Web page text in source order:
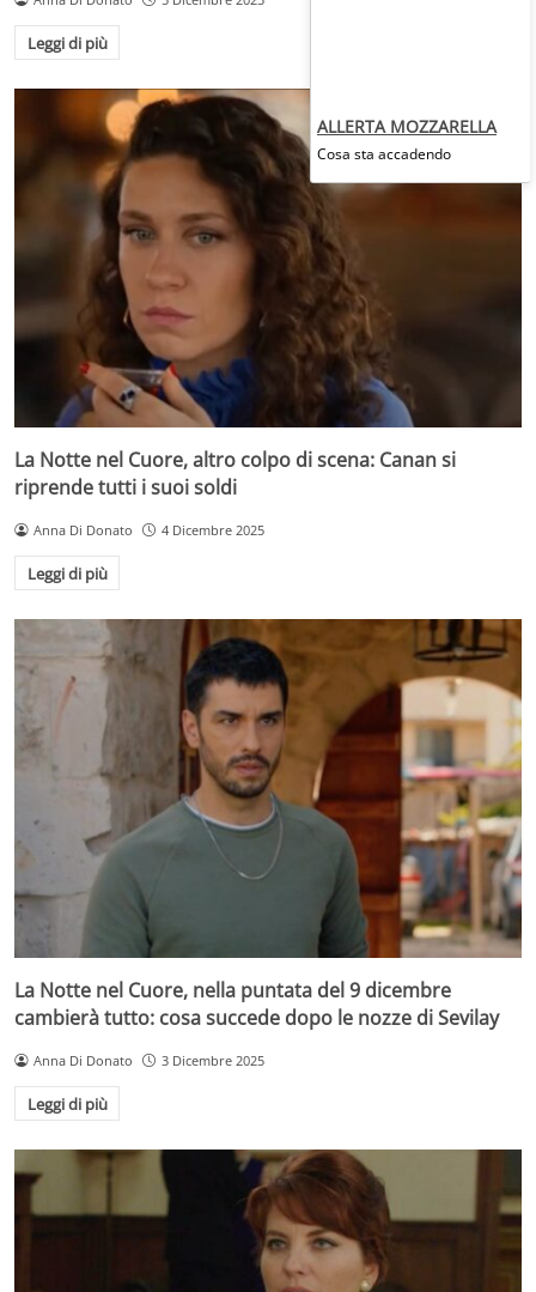
Leggi di più
La Notte nel Cuore, altro colpo di scena: Canan si
riprende tutti i suoi soldi
Anna Di Donato 4 Dicembre 2025
Leggi di più
La Notte nel Cuore, nella puntata del 9 dicembre
cambierà tutto: cosa succede dopo le nozze di Sevilay
Anna Di Donato 3 Dicembre 2025
Leggi di più
ALLERTA MOZZARELLA
Cosa sta accadendo